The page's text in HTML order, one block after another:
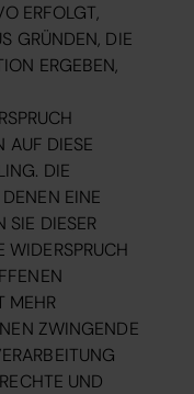
ERFOLGT,
GRÜNDEN, DIE
ERGEBEN,
AUF DIESE
DIE
EINE
SIE DIESER
WIDERSPRUCH
MEHR
ZWINGENDE
UND